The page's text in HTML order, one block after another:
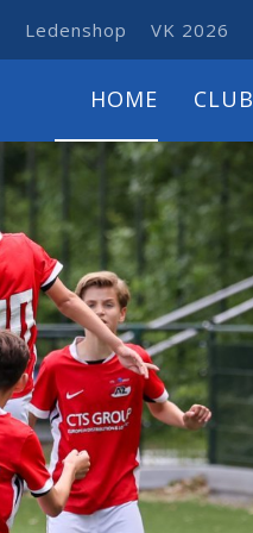
Ledenshop VK 2026
HOME CLUB